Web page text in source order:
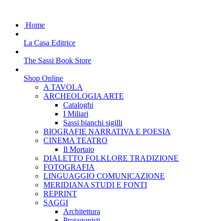
Home
La Casa Editrice
The Sassi Book Store
Shop Online
A TAVOLA
ARCHEOLOGIA ARTE
Cataloghi
I Miliari
Sassi bianchi sigilli
BIOGRAFIE NARRATIVA E POESIA
CINEMA TEATRO
Il Mortaio
DIALETTO FOLKLORE TRADIZIONE
FOTOGRAFIA
LINGUAGGIO COMUNICAZIONE
MERIDIANA STUDI E FONTI
REPRINT
SAGGI
Architettura